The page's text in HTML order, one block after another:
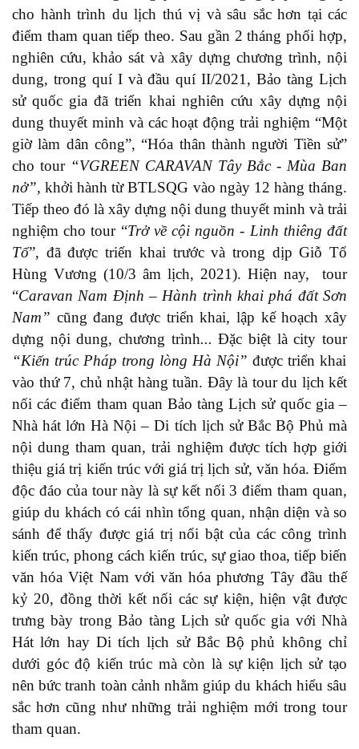
cho hành trình du lịch thú vị và sâu sắc hơn tại các
điểm tham quan tiếp theo. Sau gần 2 tháng phối hợp,
nghiên cứu, khảo sát và xây dựng chương trình, nội
dung, trong quí I và đầu quí II/2021, Bảo tàng Lịch
sử quốc gia đã triển khai nghiên cứu xây dựng nội
dung thuyết minh và các hoạt động trải nghiệm “Một
giờ làm dân công”, “Hóa thân thành người Tiền sử”
cho tour “VGREEN CARAVAN Tây Bắc - Mùa Ban
nở”,khởi hành từ BTLSQG vào ngày 12 hàng tháng.
Tiếp theo đó là xây dựng nội dung thuyết minh và trải
nghiệm cho tour “Trở về cội nguồn - Linh thiêng đất
Tổ”, đã được triển khai trước và trong dịp Giỗ Tổ
Hùng Vương (10/3 âm lịch, 2021). Hiện nay, tour
“Caravan Nam Định – Hành trình khai phá đất Sơn
Nam” cũng đang được triển khai, lập kế hoạch xây
dựng nội dung, chương trình...Đặc biệt là city tour
“Kiến trúc Pháp trong lòng Hà Nội” được triển khai
vào thứ 7, chủ nhật hàng tuần. Đây là tour du lịch kết
nối các điểm tham quan Bảo tàng Lịch sử quốc gia –
Nhà hát lớn Hà Nội – Di tích lịch sử Bắc Bộ Phủ mà
nội dung tham quan, trải nghiệm được tích hợp giới
thiệu giá trị kiến trúc với giá trị lịch sử, văn hóa. Điểm
độc đáo của tour này là sự kết nối 3 điểm tham quan,
giúp du khách có cái nhìn tổng quan, nhận diện và so
sánh để thấy được giá trị nổi bật của các công trình
kiến trúc, phong cách kiến trúc, sự giao thoa, tiếp biến
văn hóa Việt Nam với văn hóa phương Tây đầu thế
kỷ 20, đồng thời kết nối các sự kiện, hiện vật được
trưng bày trong Bảo tàng Lịch sử quốc gia với Nhà
Hát lớn hay Di tích lịch sử Bắc Bộ phủ không chỉ
dưới góc độ kiến trúc mà còn là sự kiện lịch sử tạo
nên bức tranh toàn cảnh nhằm giúp du khách hiểu sâu
sắc hơn cũng như những trải nghiệm mới trong tour
tham quan.